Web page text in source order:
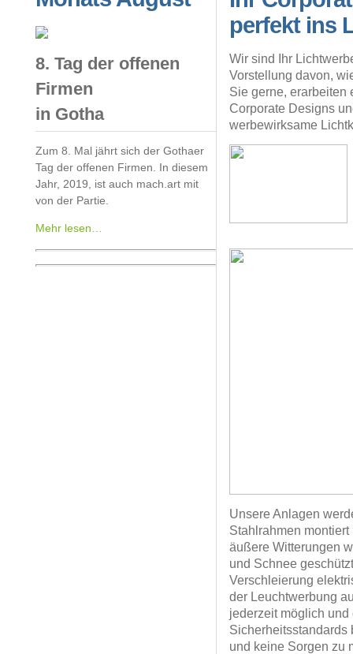
8. Tag der offenen
Firmen
in Gotha
Zum 8. Mal jährt sich der Gothaer
Tag der offenen Firmen. In diesem
Jahr, 2019, ist auch mach.art mit
von der Partie.
Mehr lesen…
perfekt ins
Wir sind Ihr
Vorstellung davon,
Sie gerne, erarbeiten
Corporate Designs
werbewirksame
Unsere Anlagen
Stahlrahmen
äußere Witterungen
und Schnee
Verschleierung
der Leuchtwerbung
jederzeit möglich
Sicherheitsstandards
und keine Sorgen zu